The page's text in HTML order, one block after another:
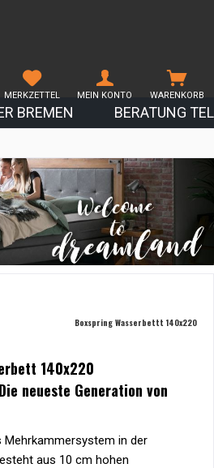
BREMEN BERATUNG
WARENKORB
MERKZETTEL MEIN KONTO
Boxspring Wasserbettt 140x220
140x220
neueste Generation von
Mehrkammersystem in der
aus 10 cm hohen